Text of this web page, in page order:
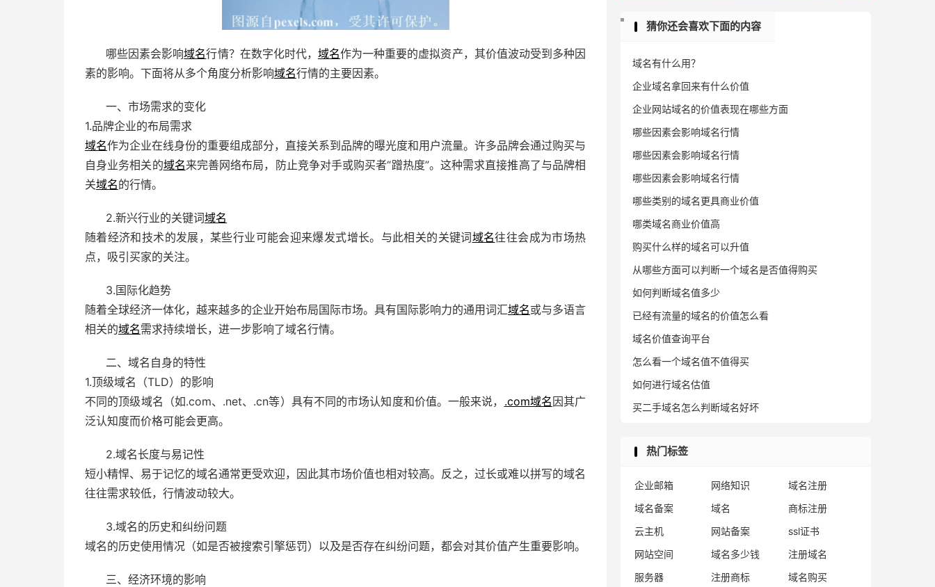
哪些因素会影响域名行情？在数字化时代， 域名作为一种重要的虚拟资产，其价值波动受到多种因
素的影响。下面将从多个角度分析影响域名行情的主要因素。
一、市场需求的变化
1.品牌企业的布局需求
域名作为企业在线身份的重要组成部分，直接关系到品牌的曝光度和用户流量。许多品牌会通过购买与
自身业务相关的域名来完善网络布局，防止竞争对手或购买者“蹭热度”。这种需求直接推高了与品牌相
关域名的行情。
2.新兴行业的关键词域名
随着经济和技术的发展，某些行业可能会迎来爆发式增长。与此相关的关键词域名往往会成为市场热
点，吸引买家的关注。
3.国际化趋势
随着全球经济一体化，越来越多的企业开始布局国际市场。具有国际影响力的通用词汇域名或与多语言
相关的域名需求持续增长，进一步影响了域名行情。
二、域名自身的特性
1.顶级域名（TLD）的影响
不同的顶级域名（如.com、.net、.cn等）具有不同的市场认知度和价值。一般来说， .com域名因其广
泛认知度而价格可能会更高。
2.域名长度与易记性
短小精悍、易于记忆的域名通常更受欢迎，因此其市场价值也相对较高。反之，过长或难以拼写的域名
往往需求较低，行情波动较大。
3.域名的历史和纠纷问题
域名的历史使用情况（如是否被搜索引擎惩罚）以及是否存在纠纷问题，都会对其价值产生重要影响。
三、经济环境的影响
猜你还会喜欢下面的内容
域名有什么用？
企业域名拿回来有什么价值
企业网站域名的价值表现在哪些方面
哪些因素会影响域名行情
哪些因素会影响域名行情
哪些因素会影响域名行情
哪些类别的域名更具商业价值
哪类域名商业价值高
购买什么样的域名可以升值
从哪些方面可以判断一个域名是否值得购买
如何判断域名值多少
已经有流量的域名的价值怎么看
域名价值查询平台
怎么看一个域名值不值得买
如何进行域名估值
买二手域名怎么判断域名好坏
热门标签
企业邮箱 网络知识
域名注册
域名备案
域名
商标注册
云主机
网站备案
ssl证书
网站空间
域名多少钱
注册域名
服务器
注册商标
域名购买